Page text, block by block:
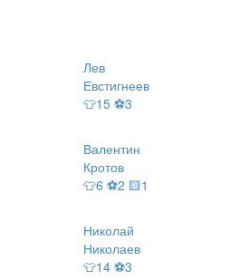
Лев
Евстигнеев
👕15 ⚽3
Валентин
Кротов
👕6 ⚽2 🟨1
Николай
Николаев
👕14 ⚽3